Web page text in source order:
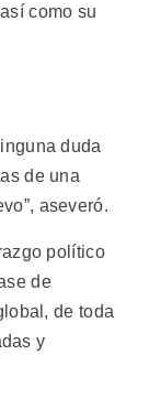
como su
duda
de una
aseveró.
político
de
de toda
y